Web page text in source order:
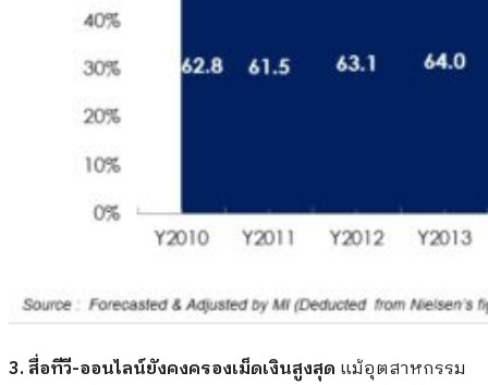
3. สื่อทีวี-ออนไลน์ยังคงครองเม็ดเงินสูงสุด แม้อุตสาหกรรม